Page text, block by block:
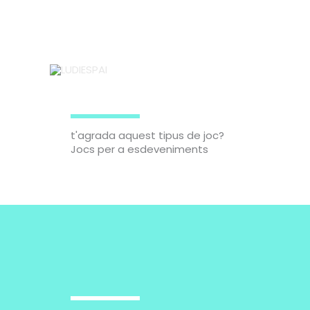
t'agrada aquest tipus de joc?
Jocs per a esdeveniments